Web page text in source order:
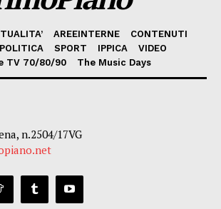
AREEINTERNE
CONTENUTI
POLITICA SPORT IPPICA
VIDEO
TV 70/80/90
The Music Days
n.2504/17VG